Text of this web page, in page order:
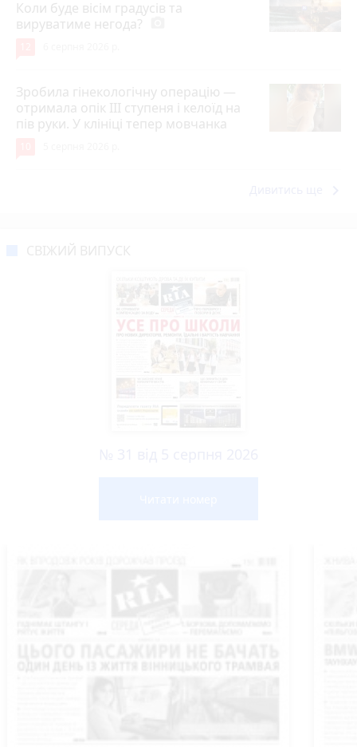
Коли буде вісім градусів та
вируватиме негода?
Зробила гінекологічну операцію —
отримала опік ІІІ ступеня і келоїд на
пів руки. У клініці тепер мовчанка